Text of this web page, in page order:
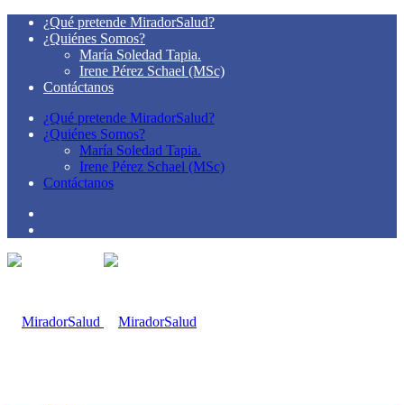
¿Qué pretende MiradorSalud?
¿Quiénes Somos?
María Soledad Tapia.
Irene Pérez Schael (MSc)
Contáctanos
¿Qué pretende MiradorSalud?
¿Quiénes Somos?
María Soledad Tapia.
Irene Pérez Schael (MSc)
Contáctanos